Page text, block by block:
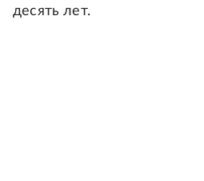
десять лет.